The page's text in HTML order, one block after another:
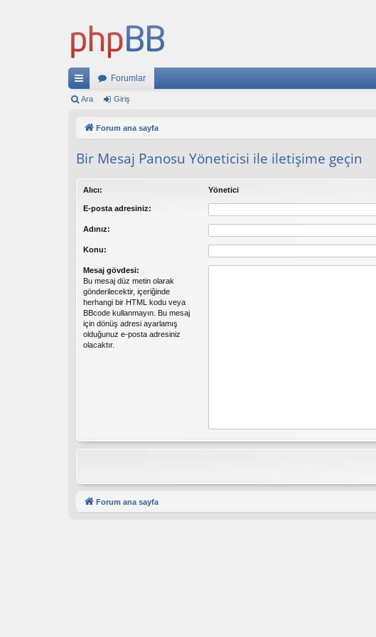
ızl
ğl
Forumlar
Ara Giriş
Forum ana sayfa
Bir Mesaj Panosu Yöneticisi ile iletişime geçin
Alıcı: Yönetici
E-posta adresiniz:
Adınız:
Konu:
Mesaj gövdesi:
Bu mesaj düz metin olarak
gönderilecektir, içeriğinde
herhangi bir HTML kodu veya
BBcode kullanmayın. Bu mesaj
için dönüş adresi ayarlamış
olduğunuz e-posta adresiniz
olacaktır.
Forum ana sayfa